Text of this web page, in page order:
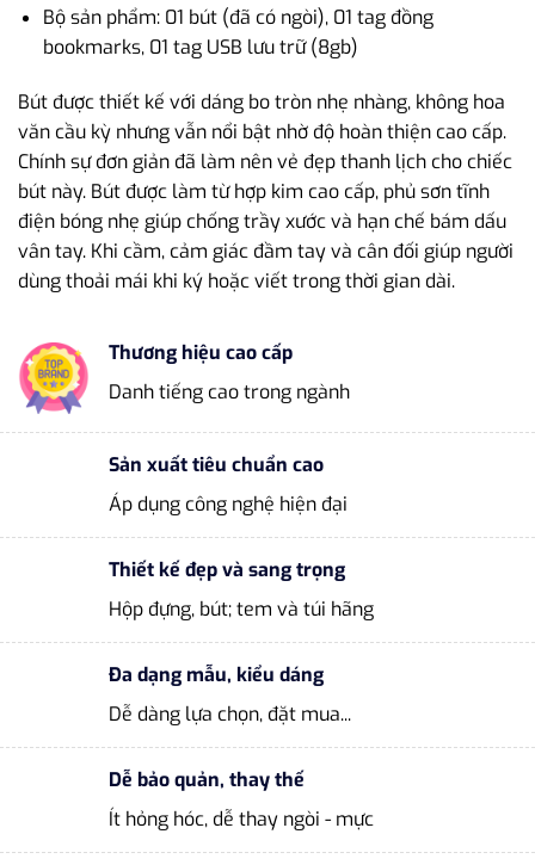
Bộ sản phẩm: 01 bút (đã có ngòi), 01 tag đồng
bookmarks, 01 tag USB lưu trữ (8gb)
Bút được thiết kế với dáng bo tròn nhẹ nhàng, không hoa
văn cầu kỳ nhưng vẫn nổi bật nhờ độ hoàn thiện cao cấp.
Chính sự đơn giản đã làm nên vẻ đẹp thanh lịch cho chiếc
bút này. Bút được làm từ hợp kim cao cấp, phủ sơn tĩnh
điện bóng nhẹ giúp chống trầy xước và hạn chế bám dấu
vân tay. Khi cầm, cảm giác đầm tay và cân đối giúp người
dùng thoải mái khi ký hoặc viết trong thời gian dài.
Thương hiệu cao cấp
Danh tiếng cao trong ngành
Sản xuất tiêu chuẩn cao
Áp dụng công nghệ hiện đại
Thiết kế đẹp và sang trọng
Hộp đựng, bút; tem và túi hãng
Đa dạng mẫu, kiểu dáng
Dễ dàng lựa chọn, đặt mua...
Dễ bảo quản, thay thế
Ít hỏng hóc, dễ thay ngòi - mực